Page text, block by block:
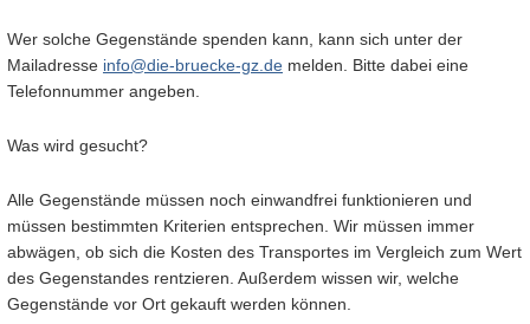
Wer solche Gegenstände spenden kann, kann sich unter der
Mailadresse info@die-bruecke-gz.de melden. Bitte dabei eine
Telefonnummer angeben.
Was wird gesucht?
Alle Gegenstände müssen noch einwandfrei funktionieren und
müssen bestimmten Kriterien entsprechen. Wir müssen immer
abwägen, ob sich die Kosten des Transportes im Vergleich zum Wert
des Gegenstandes rentzieren. Außerdem wissen wir, welche
Gegenstände vor Ort gekauft werden können.